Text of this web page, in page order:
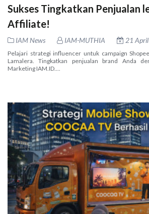
Sukses Tingkatkan Penjualan
Affiliate!
IAM News IAM-MUTHIA 21
Pelajari strategi influencer untuk campaign
Lamalera. Tingkatkan penjualan brand Anda
Marketing IAM.ID....